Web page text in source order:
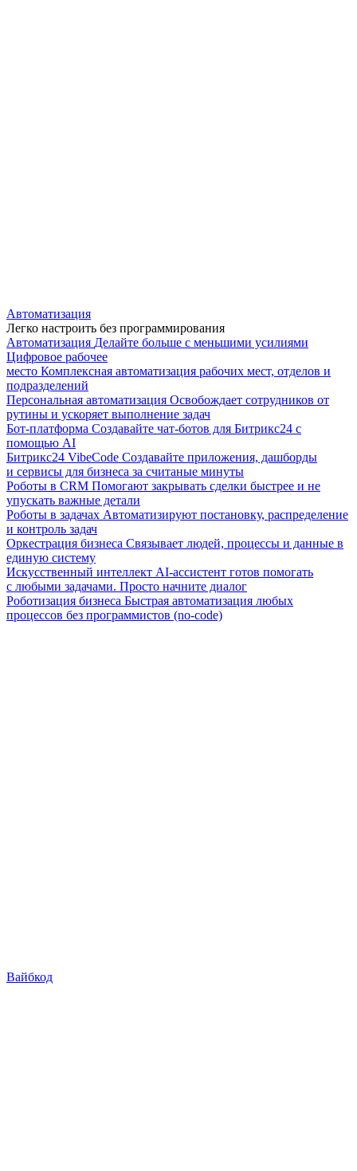
Автоматизация
Легко настроить без программирования
Автоматизация Делайте больше с меньшими усилиями
Цифровое рабочее
место Комплексная автоматизация рабочих мест, отделов и
подразделений
Персональная автоматизация Освобождает сотрудников от
рутины и ускоряет выполнение задач
Бот-платформа Создавайте чат-ботов для Битрикс24 с
помощью AI
Битрикс24 VibeCode Создавайте приложения, дашборды
и сервисы для бизнеса за считаные минуты
Роботы в CRM Помогают закрывать сделки быстрее и не
упускать важные детали
Роботы в задачах Автоматизируют постановку, распределение
и контроль задач
Оркестрация бизнеса Связывает людей, процессы и данные в
единую систему
Искусственный интеллект AI-ассистент готов помогать
с любыми задачами. Просто начните диалог
Роботизация бизнеса Быстрая автоматизация любых
процессов без программистов (no-code)
Вайбкод